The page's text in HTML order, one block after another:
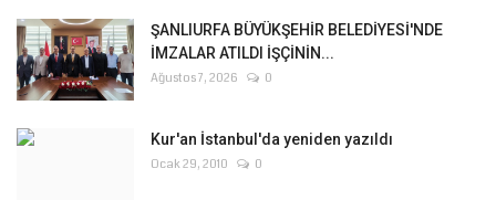
ŞANLIURFA BÜYÜKŞEHİR BELEDİYESİ'NDE
İMZALAR ATILDI İŞÇİNİN...
Ağustos 7, 2026 0
Kur'an İstanbul'da yeniden yazıldı
Ocak 29, 2010 0